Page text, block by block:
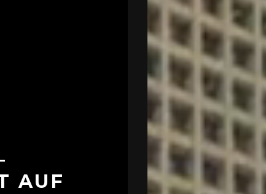
AUF